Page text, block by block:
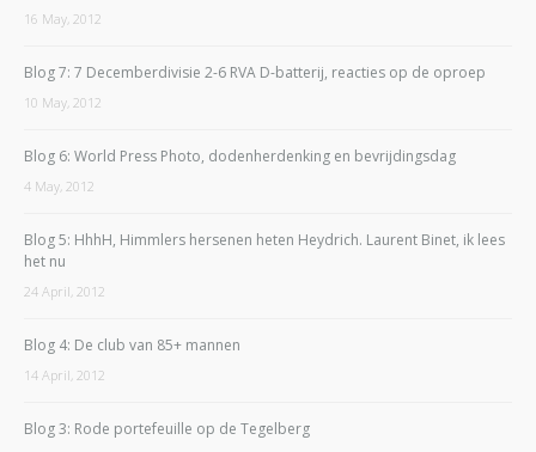
16 May, 2012
Blog 7: 7 Decemberdivisie 2-6 RVA D-batterij, reacties op de oproep
10 May, 2012
Blog 6: World Press Photo, dodenherdenking en bevrijdingsdag
4 May, 2012
Blog 5: HhhH, Himmlers hersenen heten Heydrich. Laurent Binet, ik lees
het nu
24 April, 2012
Blog 4: De club van 85+ mannen
14 April, 2012
Blog 3: Rode portefeuille op de Tegelberg